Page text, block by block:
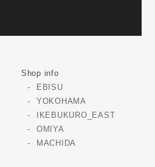
Shop info
EBISU
YOKOHAMA
IKEBUKURO_EAST
OMIYA
MACHIDA